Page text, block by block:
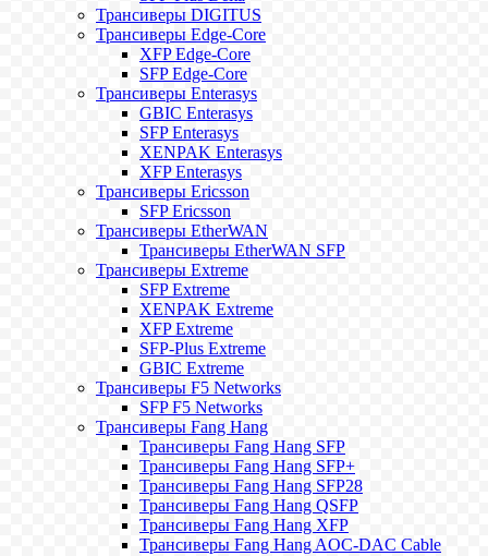
Трансиверы DIGITUS
Трансиверы Edge-Core
XFP Edge-Core
SFP Edge-Core
Трансиверы Enterasys
GBIC Enterasys
SFP Enterasys
XENPAK Enterasys
XFP Enterasys
Трансиверы Ericsson
SFP Ericsson
Трансиверы EtherWAN
Трансиверы EtherWAN SFP
Трансиверы Extreme
SFP Extreme
XENPAK Extreme
XFP Extreme
SFP-Plus Extreme
GBIC Extreme
Трансиверы F5 Networks
SFP F5 Networks
Трансиверы Fang Hang
Трансиверы Fang Hang SFP
Трансиверы Fang Hang SFP+
Трансиверы Fang Hang SFP28
Трансиверы Fang Hang QSFP
Трансиверы Fang Hang XFP
Трансиверы Fang Hang AOC-DAC Cable